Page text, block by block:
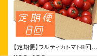
【定期便】フルティカトマト8回セ
ット［フルティカ1.6kg］